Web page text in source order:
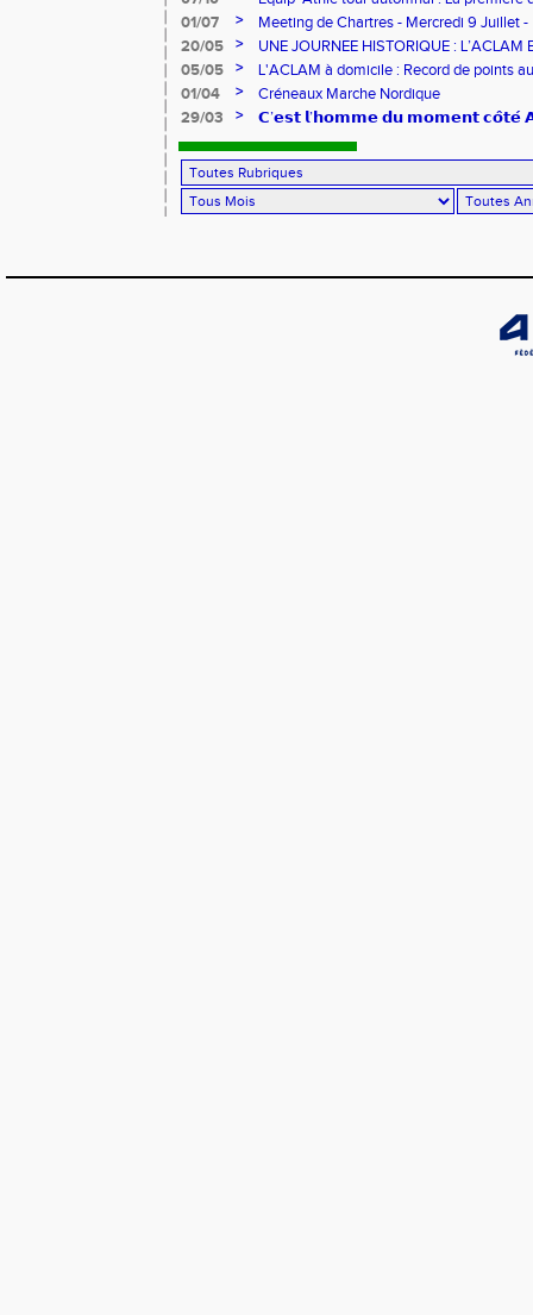
jeunes !
01/07 >
Meeting de Chartres - Mercredi 9 Juillet
20/05
>
UNE JOURNEE HISTORIQUE : L’ACLAM
05/05
>
L'ACLAM à domicile : Record de points
01/04
>
Créneaux Marche Nordique
29/03
> 𝗖’𝗲𝘀𝘁 𝗹’𝗵𝗼𝗺𝗺𝗲 𝗱𝘂 𝗺𝗼𝗺𝗲𝗻𝘁 𝗰𝗼̂𝘁𝗲́